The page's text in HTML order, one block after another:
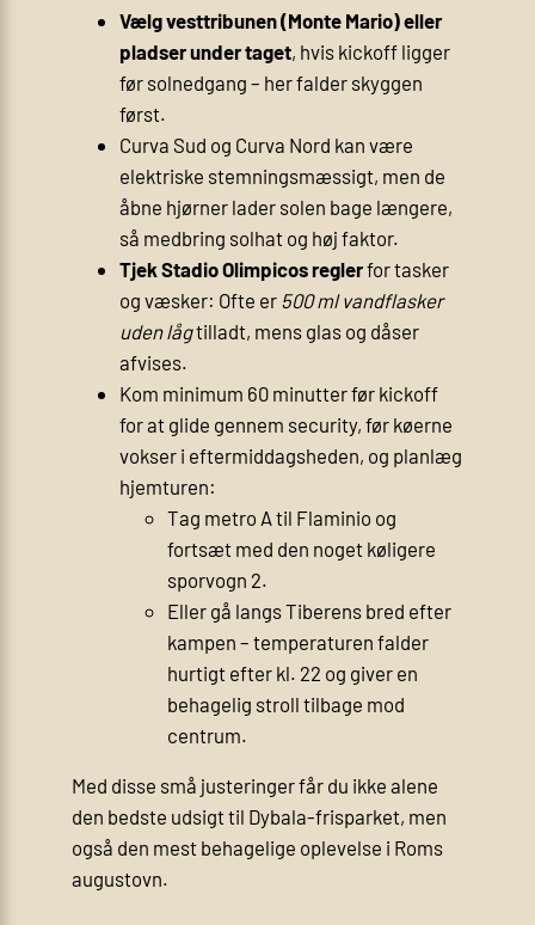
Vælg vesttribunen (Monte Mario) eller
pladser under taget, hvis kickoff ligger
før solnedgang – her falder skyggen
først.
Curva Sud og Curva Nord kan være
elektriske stemningsmæssigt, men de
åbne hjørner lader solen bage længere,
så medbring solhat og høj faktor.
Tjek Stadio Olimpicos reglerfor tasker
og væsker: Ofte er 500 ml vandflasker
uden lågtilladt, mens glas og dåser
afvises.
Kom minimum 60 minutter før kickoff
for at glide gennem security, før køerne
vokser i eftermiddagsheden, og planlæg
hjemturen:
Tag metro A til Flaminio og
fortsæt med den noget køligere
sporvogn 2.
Eller gå langs Tiberens bred efter
kampen – temperaturen falder
hurtigt efter kl. 22 og giver en
behagelig stroll tilbage mod
centrum.
Med disse små justeringer får du ikke alene
den bedste udsigt til Dybala-frisparket, men
også den mest behagelige oplevelse i Roms
augustovn.